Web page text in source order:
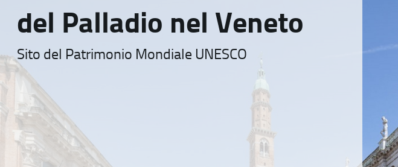
del Palladio nel Veneto
Sito del Patrimonio Mondiale UNESCO